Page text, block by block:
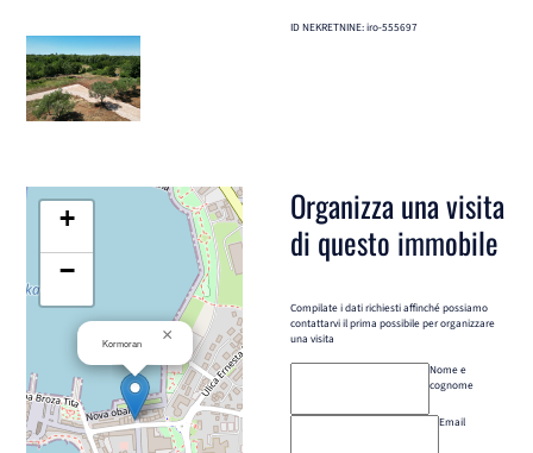
ID NEKRETNINE: iro-555697
Kormoran ×
+
−
Organizza una visita
di questo immobile
Compilate i dati richiesti affinché possiamo
contattarvi il prima possibile per organizzare
una visita
Nome e
cognome
Email